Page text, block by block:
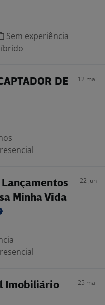
Sem experiência
DE
12 mai
Minha Vida
22 jun
Imobiliário 25 mai